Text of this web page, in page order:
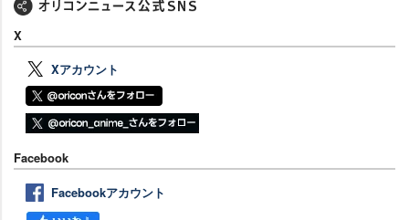
X
Xアカウント
Facebook
Facebookアカウント